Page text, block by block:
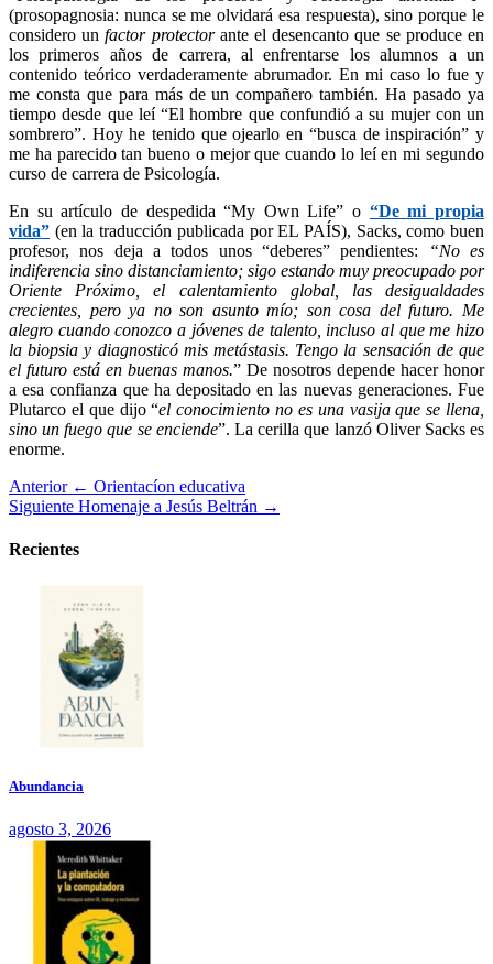
(prosopagnosia: nunca se me olvidará esa respuesta), sino porque le
considero unfactor protectorante el desencanto que se produce en
los primeros años de carrera, al enfrentarse los alumnos a un
contenido teórico verdaderamente abrumador. En mi caso lo fue y
me consta que para más de un compañero también. Ha pasado ya
tiempo desde que leí “El hombre que confundió a su mujer con un
sombrero”. Hoy he tenido que ojearlo en “busca de inspiración” y
me ha parecido tan bueno o mejor que cuando lo leí en mi segundo
curso de carrera de Psicología.
En su artículo de despedida “My Own Life” o “De mi propia
vida” (en la traducción publicada por EL PAÍS), Sacks, como buen
profesor, nos deja a todos unos “deberes” pendientes:
“No es
indiferencia sino distanciamiento; sigo estando muy preocupado por
Oriente Próximo, el calentamiento global, las desigualdades
crecientes, pero ya no son asunto mío; son cosa del futuro. Me
alegro cuando conozco a jóvenes de talento, incluso al que me hizo
la biopsia y diagnosticó mis metástasis. Tengo la sensación de que
el futuro está en buenas manos.” De nosotros depende hacer honor
a esa confianza que ha depositado en las nuevas generaciones. Fue
Plutarco el que dijo “el conocimiento no es una vasija que se llena,
sino un fuego que se enciende”. La cerilla que lanzó Oliver Sacks es
enorme.
Anterior ← Orientacíon educativa
Siguiente Homenaje a Jesús Beltrán →
Recientes
Abundancia
agosto 3, 2026